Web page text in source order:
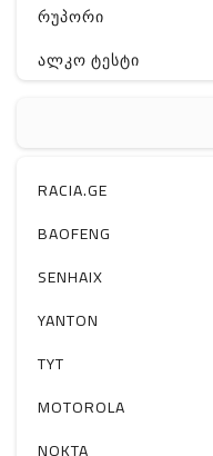
რუპორი
ალკო ტესტი
ელ. მოწყობილობები
მაგნიტი
სხვა
RACIA.GE
BAOFENG
SENHAIX
YANTON
TYT
MOTOROLA